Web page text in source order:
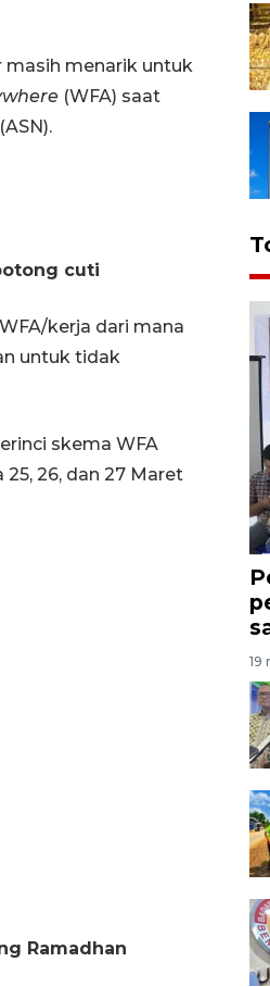
masih menarik untuk
(WFA) saat
cuti
kerja dari mana
untuk tidak
skema WFA
26, dan 27 Maret
Ramadhan
19